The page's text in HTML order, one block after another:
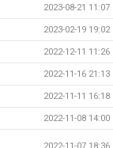
2023-08-21 11:07
2023-02-19 19:02
2022-12-11 11:26
2022-11-16 21:13
2022-11-11 16:18
2022-11-08 14:00